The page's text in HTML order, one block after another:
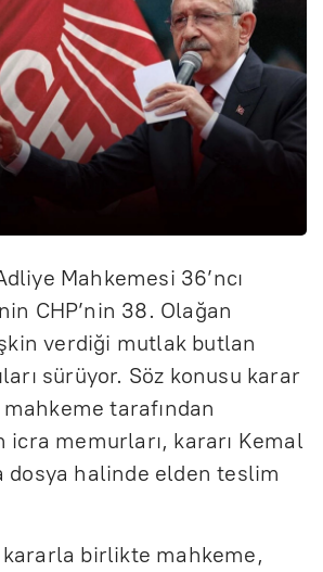
Mahkemesi 36’ncı
CHP’nin 38. Olağan
verdiği mutlak butlan
sürüyor. Söz konusu karar
tarafından
memurları, kararı Kemal
dosya halinde elden teslim
kararla birlikte mahkeme,